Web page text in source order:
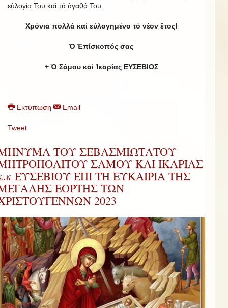
εὐλογία Του καί τά ἀγαθά Του.
Χρόνια πολλά καί εὐλογημένο τό νέον ἔτος!
Ὁ Ἐπίσκοπός σας
+ Ὁ Σάμου καί Ἰκαρίας ΕΥΣΕΒΙΟΣ
Εκτύπωση Email
Tweet
ΤΟΥ ΣΕΒΑΣΜΙΩΤΑΤΟΥ
ΣΑΜΟΥ ΚΑΙ ΙΚΑΡΙΑΣ
ΕΥΣΕΒΙΟΥ ΕΠΙ ΤΗ ΕΥΚΑΙΡΙΑ ΤΗΣ
ΕΟΡΤΗΣ ΤΩΝ
2023